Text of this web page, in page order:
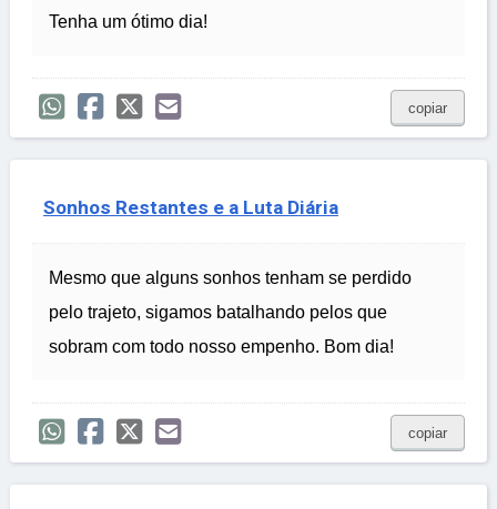
Tenha um ótimo dia!
copiar
Sonhos Restantes e a Luta Diária
Mesmo que alguns sonhos tenham se perdido
pelo trajeto, sigamos batalhando pelos que
sobram com todo nosso empenho. Bom dia!
copiar